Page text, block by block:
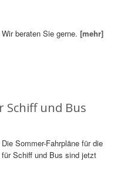
Wir beraten Sie gerne.[mehr]
Schiff und Bus
Sommer-Fahrpläne für die
Schiff und Bus sind jetzt